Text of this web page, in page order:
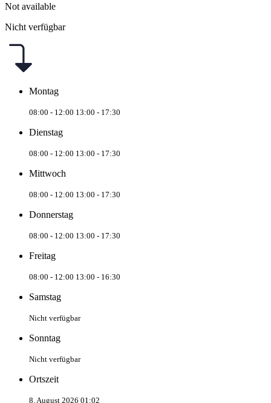
Not available
Nicht verfügbar
Montag
08:00 - 12:00 13:00 - 17:30
Dienstag
08:00 - 12:00 13:00 - 17:30
Mittwoch
08:00 - 12:00 13:00 - 17:30
Donnerstag
08:00 - 12:00 13:00 - 17:30
Freitag
08:00 - 12:00 13:00 - 16:30
Samstag
Nicht verfügbar
Sonntag
Nicht verfügbar
Ortszeit
8. August 2026 01:02